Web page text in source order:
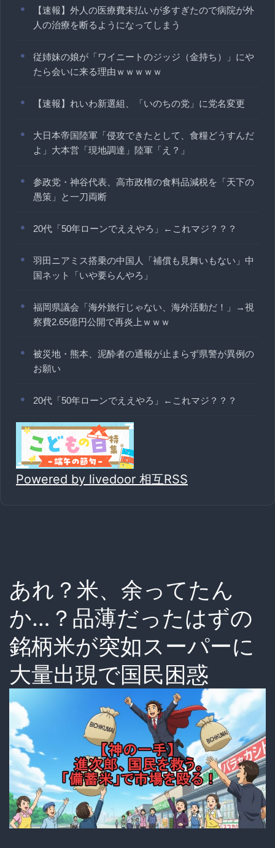
【速報】外人の医療費未払いが多すぎたので病院が外
人の治療を断るようになってしまう
従姉妹の娘が「ワイニートのジッジ（金持ち）」にや
たら会いに来る理由ｗｗｗｗｗ
【速報】れいわ新選組、「いのちの党」に党名変更
大日本帝国陸軍「侵攻できたとして、食糧どうすんだ
よ」大本営「現地調達」陸軍「え？」
参政党・神谷代表、高市政権の食料品減税を「天下の
愚策」と一刀両断
20代「50年ローンでええやろ」←これマジ？？？
羽田ニアミス搭乗の中国人「補償も見舞いもない」中
国ネット「いや要らんやろ」
福岡県議会「海外旅行じゃない、海外活動だ！」→視
察費2.65億円公開で再炎上ｗｗｗ
被災地・熊本、泥酔者の通報が止まらず県警が異例の
お願い
20代「50年ローンでええやろ」←これマジ？？？
Powered by livedoor 相互RSS
あれ？米、余ってたん
か…？品薄だったはずの
銘柄米が突如スーパーに
大量出現で国民困惑